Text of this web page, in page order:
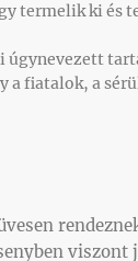
termelik ki és
úgynevezett
a fiatalok, a
viszont